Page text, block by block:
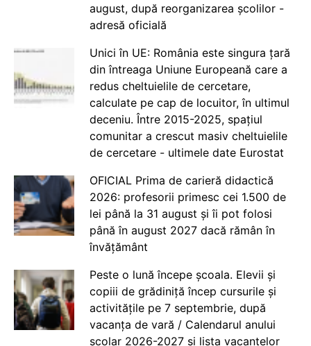
august, după reorganizarea școlilor -
adresă oficială
Unici în UE: România este singura țară
din întreaga Uniune Europeană care a
redus cheltuielile de cercetare,
calculate pe cap de locuitor, în ultimul
deceniu. Între 2015-2025, spațiul
comunitar a crescut masiv cheltuielile
de cercetare - ultimele date Eurostat
OFICIAL Prima de carieră didactică
2026: profesorii primesc cei 1.500 de
lei până la 31 august și îi pot folosi
până în august 2027 dacă rămân în
învățământ
Peste o lună începe școala. Elevii și
copiii de grădiniță încep cursurile și
activitățile pe 7 septembrie, după
vacanța de vară / Calendarul anului
școlar 2026-2027 și lista vacanțelor